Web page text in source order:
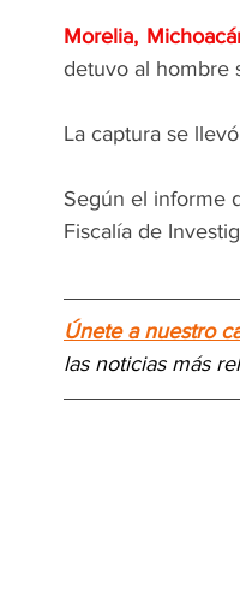
Morelia,
detuvo al hombre
La captura se
Según el informe
Fiscalía de
Únete a nuestro
las noticias más